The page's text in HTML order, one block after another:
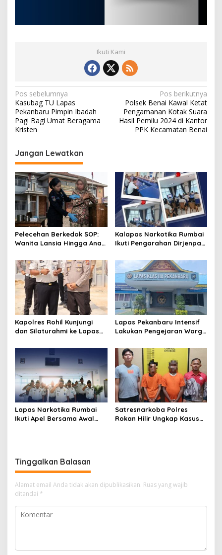
Ikuti Kami
N
a
v
g
a
s
i
p
o
s
Pos sebelumnya
Kasubag TU Lapas
Pekanbaru Pimpin Ibadah
Pagi Bagi Umat Beragama
Kristen
Pos berikutnya
Polsek Benai Kawal Ketat
Pengamanan Kotak Suara
Hasil Pemilu 2024 di Kantor
PPK Kecamatan Benai
Jangan Lewatkan
Pelecehan Berkedok SOP:
Wanita Lansia Hingga Anak
Andrianto Desak Segera
Copot Kalapas!
Kalapas Narkotika Rumbai
Ikuti Pengarahan Dirjenpas,
dan Persiapan Remisi 17
Agustus
Kapolres Rohil Kunjungi
dan Silaturahmi ke Lapas
Perkuat Sinergitas dan
Kolaborasi Antar instansi
Lapas Pekanbaru Intensif
Lakukan Pengejaran Warga
Libatkan Tim Gabungan
Lapas, Kanwil, dan
Kepolisian
Lapas Narkotika Rumbai
Ikuti Apel Bersama Awal
Satresnarkoba Polres
Rokan Hilir Ungkap Kasus
Tinggalkan Balasan
Alamat email Anda tidak akan dipublikasikan. Ruas yang wajib
ditandai *